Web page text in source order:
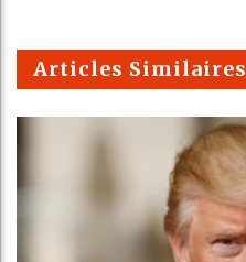
m
Articles Similaires